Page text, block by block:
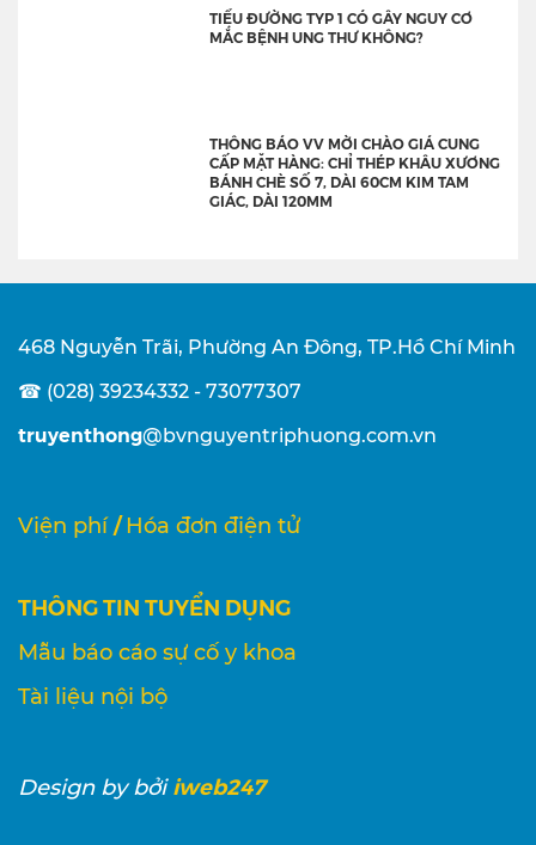
TIỂU ĐƯỜNG TYP 1 CÓ GÂY NGUY CƠ
MẮC BỆNH UNG THƯ KHÔNG?
THÔNG BÁO VV MỜI CHÀO GIÁ CUNG
CẤP MẶT HÀNG: CHỈ THÉP KHÂU XƯƠNG
BÁNH CHÈ SỐ 7, DÀI 60CM KIM TAM
GIÁC, DÀI 120MM
468 Nguyễn Trãi, Phường An Đông, TP.Hồ Chí Minh
☎ (028) 39234332 - 73077307
truyenthong@bvnguyentriphuong.com.vn
Viện phí / Hóa đơn điện tử
THÔNG TIN TUYỂN DỤNG
Mẫu báo cáo sự cố y khoa
Tài liệu nội bộ
Designby bởi iweb247